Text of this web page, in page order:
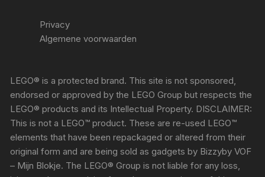
Privacy
Algemene voorwaarden
LEGO® is a protected brand. This site is not sponsored,
endorsed or approved by the LEGO Group but respects the
LEGO® products and its Intellectual Property. DISCLAIMER:
This is not a LEGO™ product. These are re-used LEGO™
elements that have been repackaged or altered from their
original form and are being sold as gadgets by Bizzyby VOF
– Mijn Blokje. The LEGO® Group is not liable for any loss,